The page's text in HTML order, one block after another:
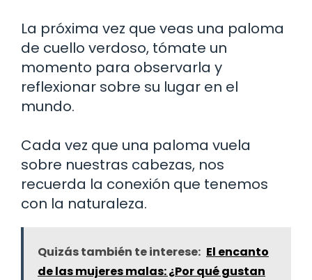
La próxima vez que veas una paloma
de cuello verdoso, tómate un
momento para observarla y
reflexionar sobre su lugar en el
mundo.
Cada vez que una paloma vuela
sobre nuestras cabezas, nos
recuerda la conexión que tenemos
con la naturaleza.
Quizás también te interese: El encanto
de las mujeres malas: ¿Por qué gustan